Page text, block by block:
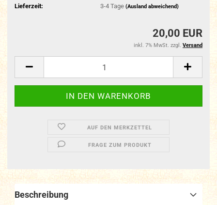
Lieferzeit:
3-4 Tage (Ausland abweichend)
20,00 EUR
inkl. 7% MwSt. zzgl. Versand
AUF DEN MERKZETTEL
FRAGE ZUM PRODUKT
Beschreibung